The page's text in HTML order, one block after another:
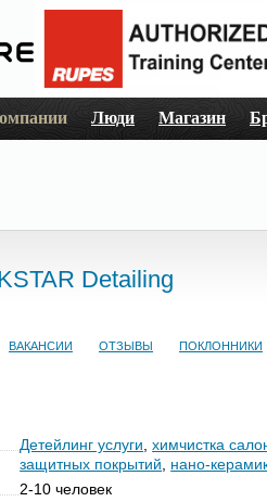
Люди Магазин
Detailing
ВАКАНСИИ ОТЗЫВЫ ПОКЛОННИКИ
Детейлинг услуги ,химчистка
защитных покрытий
нано-
2-10 человек